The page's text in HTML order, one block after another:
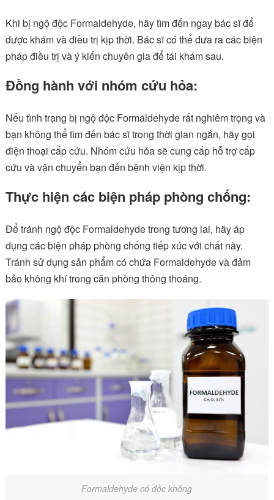
Khi bị ngộ độc Formaldehyde, hãy tìm đến ngay bác sĩ để
được khám và điều trị kịp thời. Bác sĩ có thể đưa ra các biện
pháp điều trị và ý kiến ​​chuyên gia để tái khám sau.
Đồng hành với nhóm cứu hỏa:
Nếu tình trạng bị ngộ độc Formaldehyde rất nghiêm trọng và
bạn không thể tìm đến bác sĩ trong thời gian ngắn, hãy gọi
điện thoại cấp cứu. Nhóm cứu hỏa sẽ cung cấp hỗ trợ cấp
cứu và vận chuyển bạn đến bệnh viện kịp thời.
Thực hiện các biện pháp phòng chống:
Để tránh ngộ độc Formaldehyde trong tương lai, hãy áp
dụng các biện pháp phòng chống tiếp xúc với chất này.
Tránh sử dụng sản phẩm có chứa Formaldehyde và đảm
bảo không khí trong căn phòng thông thoáng.
Formaldehyde có độc không